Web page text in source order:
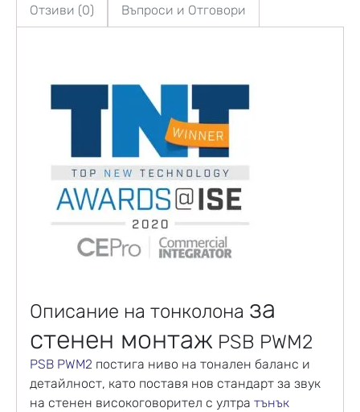
Отзиви (0) Въпроси и Отговори
Описание на тонколона за
стенен монтаж PSB PWM2
PSB PWM2 постига ниво на тонален баланс и
детайлност, като поставя нов стандарт за звук
на стенен високоговорител с ултра тънък